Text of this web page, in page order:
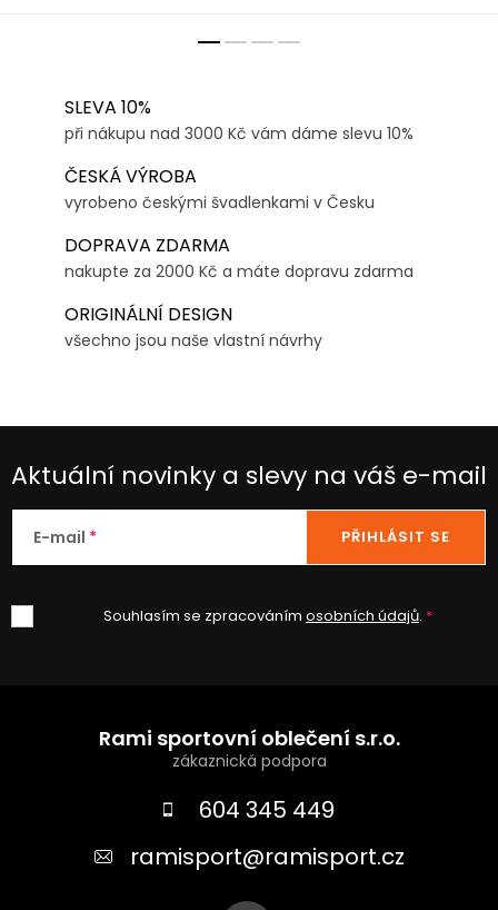
SLEVA 10%
při nákupu nad 3000 Kč vám dáme slevu 10%
ČESKÁ VÝROBA
vyrobeno českými švadlenkami v Česku
DOPRAVA ZDARMA
nakupte za 2000 Kč a máte dopravu zdarma
ORIGINÁLNÍ DESIGN
všechno jsou naše vlastní návrhy
Aktuální novinky a slevy na váš e-mail
E-mail
Souhlasím se zpracováním osobních údajů.
PŘIHLÁSIT SE
Rami sportovní oblečení s.r.o.
604 345 449
ramisport@ramisport.cz